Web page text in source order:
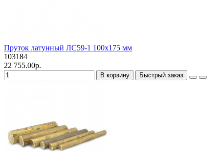
Пруток латунный ЛС59-1 100х175 мм
103184
22 755.00р.
В корзину Быстрый заказ